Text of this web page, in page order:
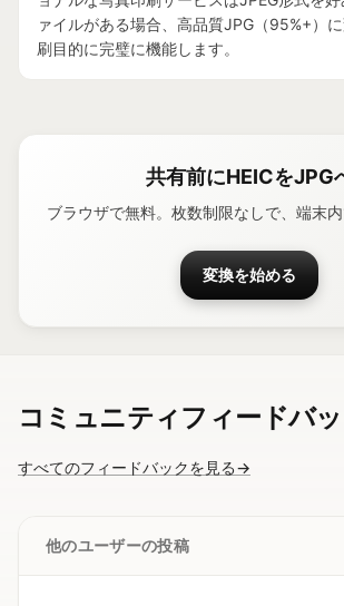
ァイルがある場合、高品質JPG（95%+）
刷目的に完璧に機能します。
共有前にHEICをJPG
ブラウザで無料。枚数制限なしで、端末内
変換を始める
コミュニティフィードバ
すべてのフィードバックを見る→
他のユーザーの投稿